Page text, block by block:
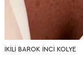
İKİLİ BAROK İNCİ KOLYE